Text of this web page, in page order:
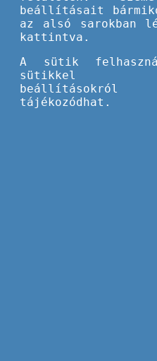
Szűrés
Hálózati pályázat és
beállításait
az alsó sarokban
kattintva.
A sütik
sütikkel
beállításokról
tájékozódhat.